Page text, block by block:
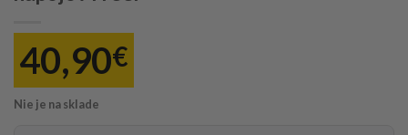
40,90€
Nie je na sklade